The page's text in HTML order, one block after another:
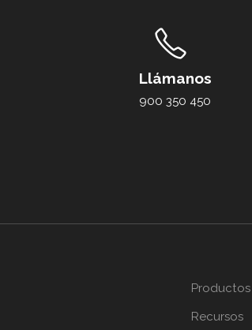
Llámanos
900 350 450
Productos
Recursos